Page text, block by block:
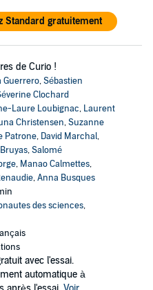
Standard gratuitement
de Curio !
Guerrero,Sébastien
Clochard
Laure Loubignac, Laurent
Christensen,Suzanne
Patrone, David Marchal,
,Salomé
, Manao Calmettes,
,Anna Busques
des sciences,
avec l'essai.
automatique à